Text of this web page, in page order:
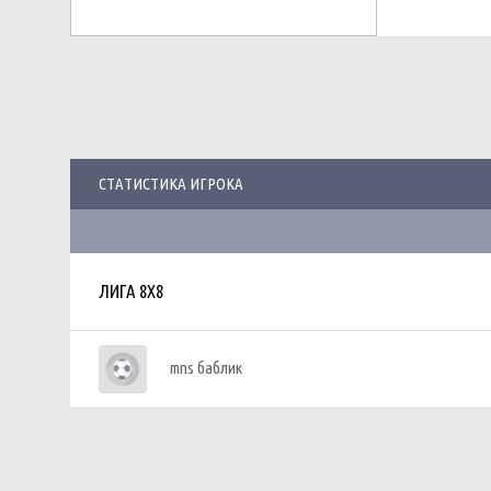
СТАТИСТИКА ИГРОКА
ЛИГА 8Х8
mns баблик